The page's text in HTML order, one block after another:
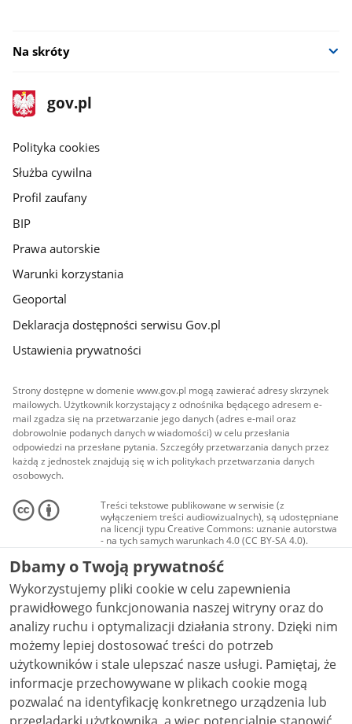
Na skróty
stopka
gov.pl
Strona
gov.pl
gov.pl
Polityka cookies
Służba cywilna
Profil zaufany
BIP
Prawa autorskie
Warunki korzystania
Geoportal
Deklaracja dostępności serwisu Gov.pl
Ustawienia prywatności
Strony dostępne w domenie www.gov.pl mogą zawierać adresy skrzynek
mailowych. Użytkownik korzystający z odnośnika będącego adresem e-
mail zgadza się na przetwarzanie jego danych (adres e-mail oraz
dobrowolnie podanych danych w wiadomości) w celu przesłania
odpowiedzi na przesłane pytania. Szczegóły przetwarzania danych przez
każdą z jednostek znajdują się w ich politykach przetwarzania danych
osobowych.
Treści tekstowe publikowane w serwisie (z
wyłączeniem treści audiowizualnych), są udostępniane
na licencji typu Creative Commons: uznanie autorstwa
- na tych samych warunkach 4.0 (CC BY-SA 4.0).
Materiały audiowizualne, w tym zdjęcia, materiały
audio i wideo, są udostępniane na licencji typu
Creative Commons: uznanie autorstwa użycie
niekomercyjne - bez utworów zależnych 4.0 (CC BY-
NC-ND 4.0), o ile nie jest to stwierdzone inaczej.
Dbamy o Twoją prywatność
Wykorzystujemy pliki cookie w celu zapewnienia
prawidłowego funkcjonowania naszej witryny oraz do
analizy ruchu i optymalizacji działania strony. Dzięki nim
możemy lepiej dostosować treści do potrzeb
użytkowników i stale ulepszać nasze usługi. Pamiętaj, że
informacje przechowywane w plikach cookie mogą
pozwalać na identyfikację konkretnego urządzenia lub